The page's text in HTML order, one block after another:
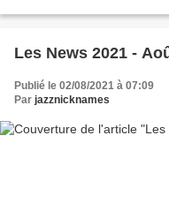
Les News 2021 -
Publié le 02/08/2021 à 07:09
Par jazznicknames